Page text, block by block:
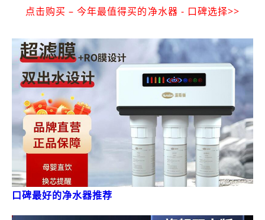
点击购买 – 今年最值得买的净水器 - 口碑选择>>
口碑最好的净水器推荐